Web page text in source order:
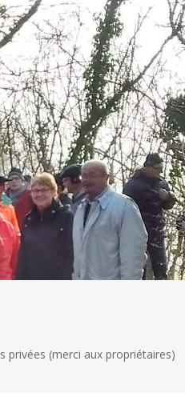
Circuits Qui sommes nous
privées (merci aux propriétaires)